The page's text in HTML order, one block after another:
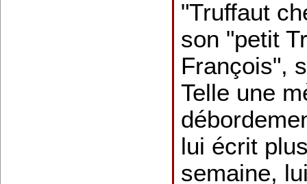
"Truffaut
son "petit
François",
Telle une
lui écrit
semaine,